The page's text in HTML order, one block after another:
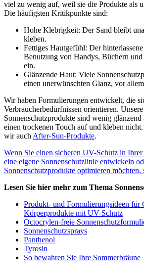
viel zu wenig auf, weil sie die Produkte als
Die häufigsten Kritikpunkte sind:
Hohe Klebrigkeit: Der Sand bleibt
kleben.
Fettiges Hautgefühl: Der
Benutzung von Handys, Büchern und
ein.
Glänzende Haut: Viele
einen unerwünschten Glanz, vor
Wir haben Formulierungen entwickelt, die
Verbraucherbedürfnissen orientieren. Unsere
Sonnenschutzprodukte sind wenig
einen trockenen Touch auf und kleben
wir auch After-Sun-Produkte.
Wenn Sie einen sicheren UV-Schutz in
eine eigene Sonnenschutzlinie entwickeln
Sonnenschutzprodukte optimieren möchten,
Lesen Sie hier mehr zum Thema
Produkt- und Formulierungsideen für
Körperprodukte mit UV-Schutz
Octocrylen-freie
Sonnenschutzsprays
Panthenol
Tyrosin
So bewahren Sie Ihre Sommerbräune